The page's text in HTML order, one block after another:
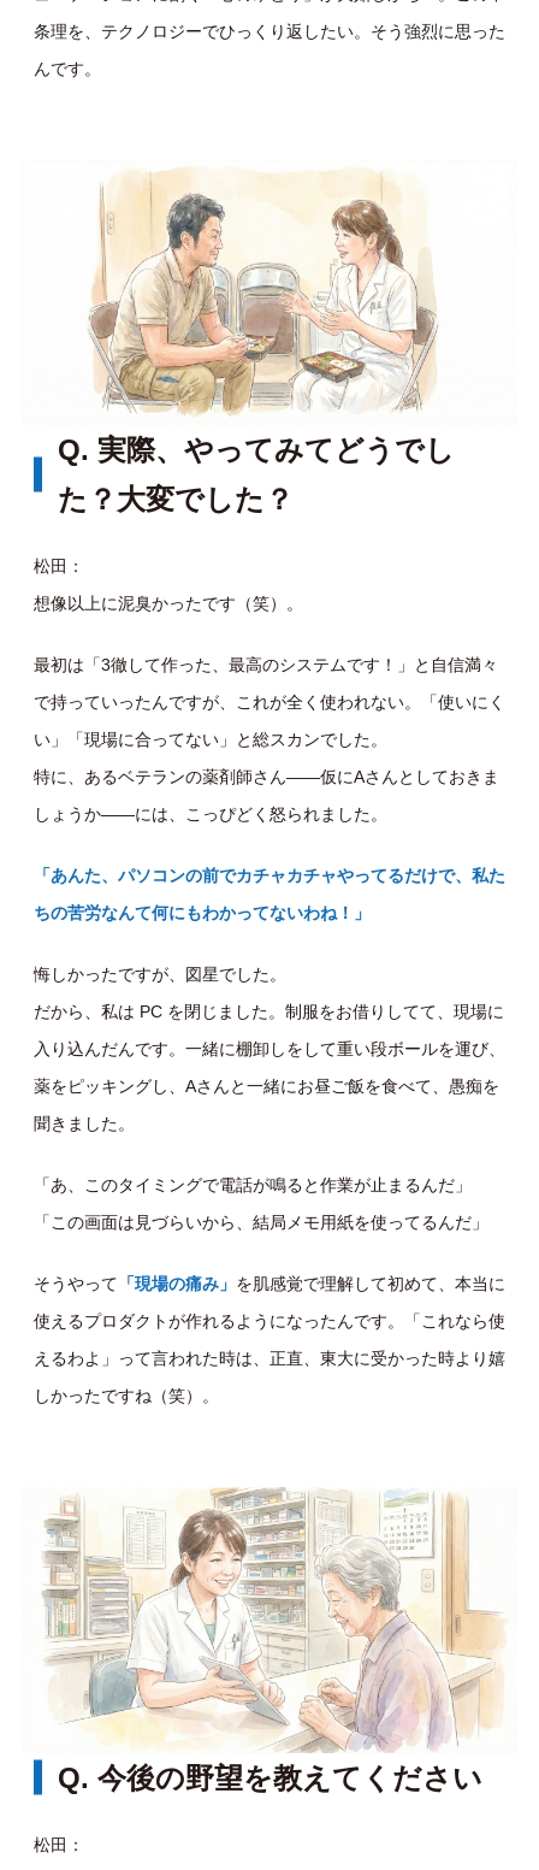
条理を、テクノロジーでひっくり返したい。そう強烈に思った
んです。
Q. 実際、やってみてどうでし
た？大変でした？
松田：
想像以上に泥臭かったです（笑）。
最初は「3徹して作った、最高のシステムです！」と自信満々
で持っていったんですが、これが全く使われない。 「使いにく
い」「現場に合ってない」と総スカンでした。
特に、あるベテランの薬剤師さん——仮にAさんとしておきま
しょうか——には、こっぴどく怒られました。
「あんた、パソコンの前でカチャカチャやってるだけで、私た
ちの苦労なんて何にもわかってないわね！」
悔しかったですが、図星でした。
だから、私は PC を閉じました。制服をお借りしてて、現場に
入り込んだんです。一緒に棚卸しをして重い段ボールを運び、
薬をピッキングし、Aさんと一緒にお昼ご飯を食べて、愚痴を
聞きました。
「あ、このタイミングで電話が鳴ると作業が止まるんだ」
「この画面は見づらいから、結局メモ用紙を使ってるんだ」
そうやって 「現場の痛み」 を肌感覚で理解して初めて、本当に
使えるプロダクトが作れるようになったんです。 「これなら使
えるわよ」って言われた時は、正直、東大に受かった時より嬉
しかったですね（笑）。
Q. 今後の野望を教えてください
松田：